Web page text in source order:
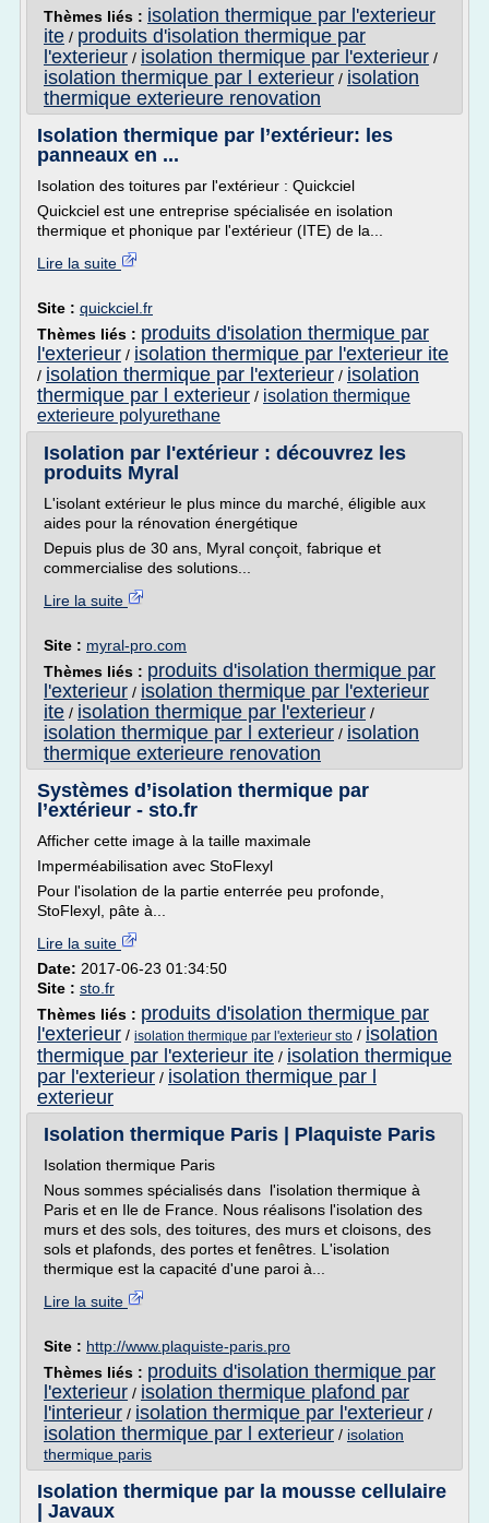
Thèmes liés : isolation thermique par l'exterieur
ite / produits d'isolation thermique par
l'exterieur / isolation thermique par l'exterieur /
isolation thermique par l exterieur / isolation
thermique exterieure renovation
Isolation thermique par l’extérieur: les
panneaux en ...
Isolation des toitures par l'extérieur : Quickciel
Quickciel est une entreprise spécialisée en isolation
thermique et phonique par l'extérieur (ITE) de la...
Lire la suite
Site : quickciel.fr
Thèmes liés : produits d'isolation thermique par
l'exterieur / isolation thermique par l'exterieur ite
/ isolation thermique par l'exterieur / isolation
thermique par l exterieur / isolation thermique
exterieure polyurethane
Isolation par l'extérieur : découvrez les
produits Myral
L'isolant extérieur le plus mince du marché, éligible aux
aides pour la rénovation énergétique
Depuis plus de 30 ans, Myral conçoit, fabrique et
commercialise des solutions...
Lire la suite
Site : myral-pro.com
Thèmes liés : produits d'isolation thermique par
l'exterieur / isolation thermique par l'exterieur
ite / isolation thermique par l'exterieur /
isolation thermique par l exterieur / isolation
thermique exterieure renovation
Systèmes d’isolation thermique par
l’extérieur - sto.fr
Afficher cette image à la taille maximale
Imperméabilisation avec StoFlexyl
Pour l'isolation de la partie enterrée peu profonde,
StoFlexyl, pâte à...
Lire la suite
Date: 2017-06-23 01:34:50
Site : sto.fr
Thèmes liés : produits d'isolation thermique par
l'exterieur / isolation thermique par l'exterieur sto / isolation
thermique par l'exterieur ite / isolation thermique
par l'exterieur / isolation thermique par l
exterieur
Isolation thermique Paris | Plaquiste Paris
Isolation thermique Paris
Nous sommes spécialisés dans l'isolation thermique à
Paris et en Ile de France. Nous réalisons l'isolation des
murs et des sols, des toitures, des murs et cloisons, des
sols et plafonds, des portes et fenêtres. L'isolation
thermique est la capacité d'une paroi à...
Lire la suite
Site : http://www.plaquiste-paris.pro
Thèmes liés : produits d'isolation thermique par
l'exterieur / isolation thermique plafond par
l'interieur / isolation thermique par l'exterieur /
isolation thermique par l exterieur / isolation
thermique paris
Isolation thermique par la mousse cellulaire
| Javaux